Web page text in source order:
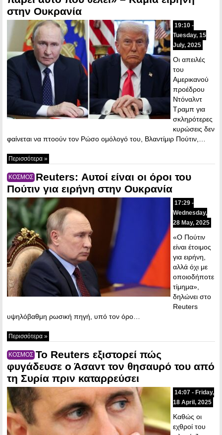
στην Ουκρανία
19:10 -
Tuesday, 15
July, 2025
Οι απειλές
του
Αμερικανού
προέδρου
Ντόναλντ
Τραμπ για
σκληρότερες
κυρώσεις δεν
φαίνεται να πτοούν τον Ρώσο ομόλογό του, Βλαντίμιρ Πούτιν,…
Περισσότερα »
ΚΟΣΜΟΣ Reuters: Αυτοί είναι οι όροι του
Πούτιν για ειρήνη στην Ουκρανία
17:29 -
Wednesday,
28 May, 2025
«Ο Πούτιν
είναι έτοιμος
για ειρήνη,
αλλά όχι με
οποιοδήποτε
τίμημα»,
δηλώνει στο
Reuters
υψηλόβαθμη ρωσική πηγή, υπό τον όρο…
Περισσότερα »
ΚΟΣΜΟΣ Το Reuters εξιστορεί πώς
φυγάδευσε ο Άσαντ τον θησαυρό του από
τη Συρία πριν καταρρεύσει
14:07 - Friday,
18 April, 2025
Καθώς οι
εχθροί του